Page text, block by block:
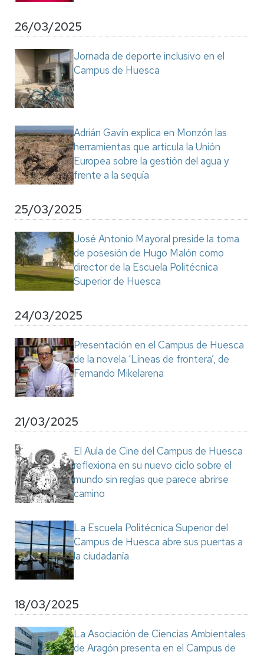
26/03/2025
Jornada de deporte inclusivo en el
Campus de Huesca
Adrián Gavín explica en Monzón las
herramientas que articula la Unión
Europea sobre la gestión del agua y
frente a la sequía
25/03/2025
José Antonio Mayoral preside la toma
de posesión de Hugo Malón como
director de la Escuela Politécnica
Superior de Huesca
24/03/2025
Presentación en el Campus de Huesca
de la novela ‘Líneas de frontera’, de
Fernando Mikelarena
21/03/2025
El Aula de Cine del Campus de Huesca
reflexiona en su nuevo ciclo sobre el
mundo sin reglas que parece abrirse
camino
La Escuela Politécnica Superior del
Campus de Huesca abre sus puertas a
la ciudadanía
18/03/2025
La Asociación de Ciencias Ambientales
de Aragón presenta en el Campus de